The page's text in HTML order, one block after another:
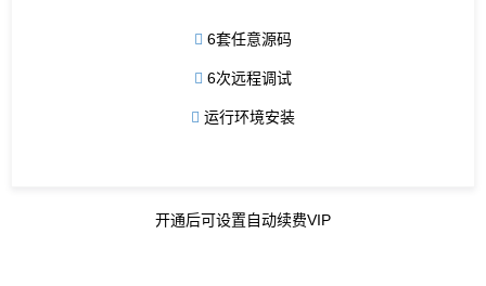
6套任意源码
6次远程调试
运行环境安装
开通后可设置自动续费VIP